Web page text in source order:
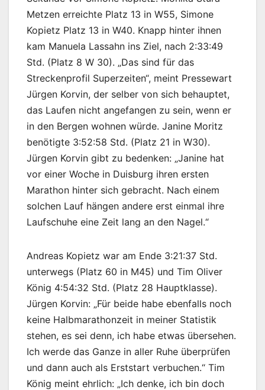
Metzen erreichte Platz 13 in W55, Simone
Kopietz Platz 13 in W40. Knapp hinter ihnen
kam Manuela Lassahn ins Ziel, nach 2:33:49
Std. (Platz 8 W 30). „Das sind für das
Streckenprofil Superzeiten“, meint Pressewart
Jürgen Korvin, der selber von sich behauptet,
das Laufen nicht angefangen zu sein, wenn er
in den Bergen wohnen würde. Janine Moritz
benötigte 3:52:58 Std. (Platz 21 in W30).
Jürgen Korvin gibt zu bedenken: „Janine hat
vor einer Woche in Duisburg ihren ersten
Marathon hinter sich gebracht. Nach einem
solchen Lauf hängen andere erst einmal ihre
Laufschuhe eine Zeit lang an den Nagel.“
Andreas Kopietz war am Ende 3:21:37 Std.
unterwegs (Platz 60 in M45) und Tim Oliver
König 4:54:32 Std. (Platz 28 Hauptklasse).
Jürgen Korvin: „Für beide habe ebenfalls noch
keine Halbmarathonzeit in meiner Statistik
stehen, es sei denn, ich habe etwas übersehen.
Ich werde das Ganze in aller Ruhe überprüfen
und dann auch als Erststart verbuchen.“ Tim
König meint ehrlich: „Ich denke, ich bin doch